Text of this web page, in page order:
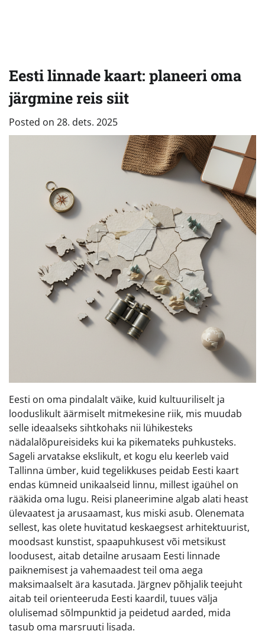
Eesti linnade kaart: planeeri oma
järgmine reis siit
Posted on 28. dets. 2025
Eesti on oma pindalalt väike, kuid kultuuriliselt ja
looduslikult äärmiselt mitmekesine riik, mis muudab
selle ideaalseks sihtkohaks nii lühikesteks
nädalalõpureisideks kui ka pikemateks puhkusteks.
Sageli arvatakse ekslikult, et kogu elu keerleb vaid
Tallinna ümber, kuid tegelikkuses peidab Eesti kaart
endas kümneid unikaalseid linnu, millest igaühel on
rääkida oma lugu. Reisi planeerimine algab alati heast
ülevaatest ja arusaamast, kus miski asub. Olenemata
sellest, kas olete huvitatud keskaegsest arhitektuurist,
moodsast kunstist, spaapuhkusest või metsikust
loodusest, aitab detailne arusaam Eesti linnade
paiknemisest ja vahemaadest teil oma aega
maksimaalselt ära kasutada. Järgnev põhjalik teejuht
aitab teil orienteeruda Eesti kaardil, tuues välja
olulisemad sõlmpunktid ja peidetud aarded, mida
tasub oma marsruuti lisada.